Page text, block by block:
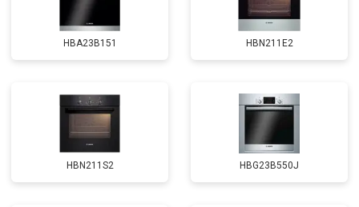
HBA23B151 HBN211E2
HBN211S2 HBG23B550J